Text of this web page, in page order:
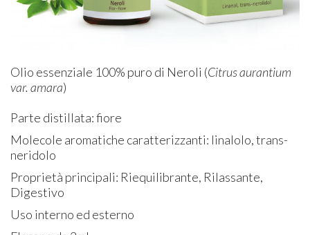
Olio essenziale 100% puro di Neroli (Citrus aurantium
var. amara)
Parte distillata: fiore
Molecole aromatiche caratterizzanti: linalolo, trans-
neridolo
Proprietà principali: Riequilibrante, Rilassante,
Digestivo
Uso interno ed esterno